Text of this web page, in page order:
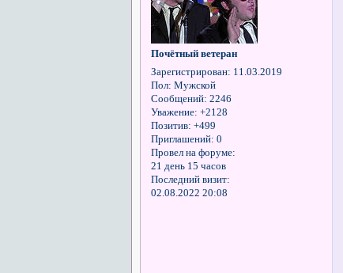
Почётный ветеран
Зарегистрирован: 11.03.2019
Пол: Мужской
Сообщений: 2246
Уважение: +2128
Позитив: +499
Приглашений: 0
Провел на форуме:
21 день 15 часов
Последний визит:
02.08.2022 20:08